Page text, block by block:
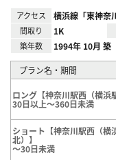
アクセス 横浜線「東神奈
間取り 1K
築年数 1994年 10月 築
プラン名・期間
ロング【神奈川駅西（横浜
30日以上～360日未満
ショート【神奈川駅西（横
北）】
～30日未満